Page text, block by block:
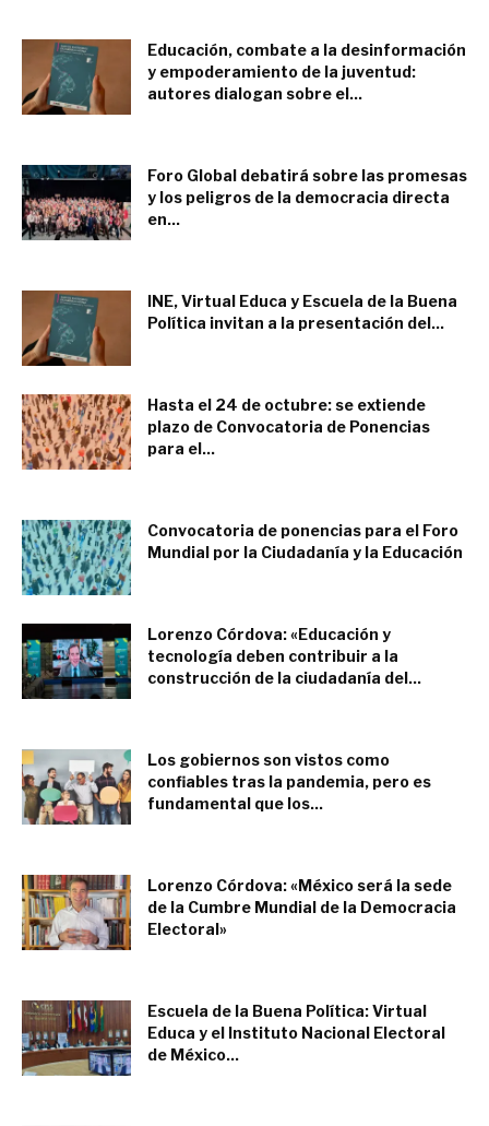
Educación, combate a la desinformación
y empoderamiento de la juventud:
autores dialogan sobre el...
Foro Global debatirá sobre las promesas
y los peligros de la democracia directa
en...
INE, Virtual Educa y Escuela de la Buena
Política invitan a la presentación del...
Hasta el 24 de octubre: se extiende
plazo de Convocatoria de Ponencias
para el...
Convocatoria de ponencias para el Foro
Mundial por la Ciudadanía y la Educación
Lorenzo Córdova: «Educación y
tecnología deben contribuir a la
construcción de la ciudadanía del...
Los gobiernos son vistos como
confiables tras la pandemia, pero es
fundamental que los...
Lorenzo Córdova: «México será la sede
de la Cumbre Mundial de la Democracia
Electoral»
Escuela de la Buena Política: Virtual
Educa y el Instituto Nacional Electoral
de México...